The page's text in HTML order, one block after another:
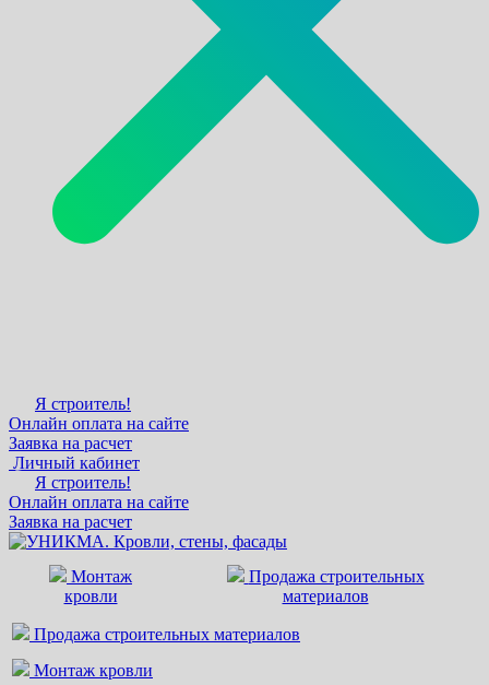
Я строитель!
Онлайн оплата на сайте
Заявка на расчет
Личный кабинет
Я строитель!
Онлайн оплата на сайте
Заявка на расчет
Монтаж
кровли
Продажа строительных
материалов
Продажа строительных материалов
Монтаж кровли